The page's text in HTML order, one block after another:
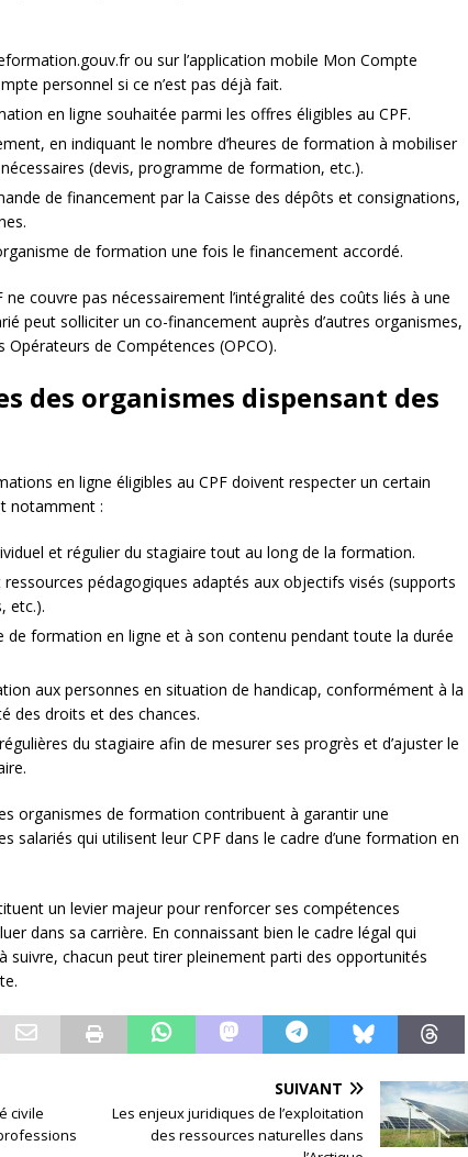
ou sur l’application mobile Mon Compte
personnel si ce n’est pas déjà fait.
en ligne souhaitée parmi les offres éligibles au CPF.
en indiquant le nombre d’heures de formation à mobiliser
(devis, programme de formation, etc.).
de financement par la Caisse des dépôts et consignations,
de formation une fois le financement accordé.
couvre pas nécessairement l’intégralité des coûts liés à une
peut solliciter un co-financement auprès d’autres organismes,
de Compétences (OPCO).
des organismes dispensant des
en ligne éligibles au CPF doivent respecter un certain
notamment :
et régulier du stagiaire tout au long de la formation.
pédagogiques adaptés aux objectifs visés (supports
etc.).
de formation en ligne et à son contenu pendant toute la durée
aux personnes en situation de handicap, conformément à la
des droits et des chances.
du stagiaire afin de mesurer ses progrès et d’ajuster le
organismes de formation contribuent à garantir une
salariés qui utilisent leur CPF dans le cadre d’une formation en
un levier majeur pour renforcer ses compétences
dans sa carrière. En connaissant bien le cadre légal qui
suivre, chacun peut tirer pleinement parti des opportunités
civile
SUIVANT
Les enjeux juridiques de l’exploitation
des ressources naturelles dans